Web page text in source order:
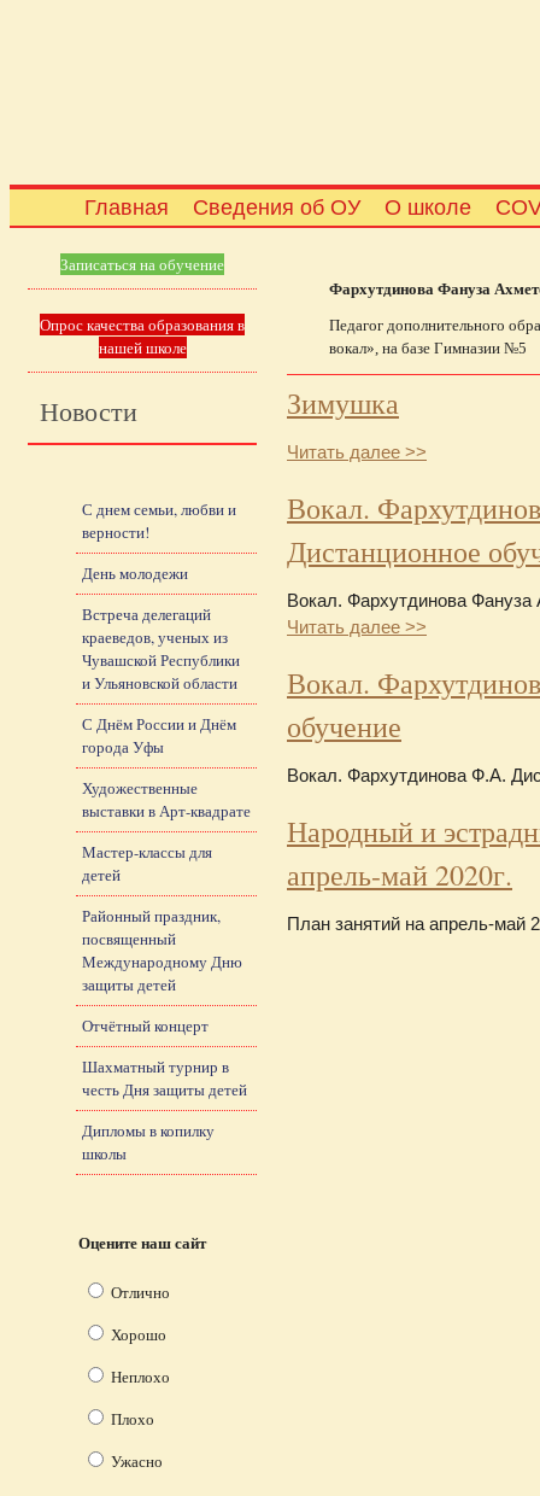
Главная Сведения об ОУ О школе
Фархутдинова Фануза
Педагог дополнительного
вокал», на базе Гимназии №5
Зимушка
Читать далее >>
Вокал.
Дистанционное
Вокал. Фархутдинова Фануза
Читать далее >>
Вокал.
обучение
Вокал. Фархутдинова Ф.А.
Народный и
апрель-май 2020г.
План занятий на апрель-май
Записаться на обучение
Опрос качества образования в
нашей школе
Новости
С днем семьи, любви и
верности!
День молодежи
Встреча делегаций
краеведов, ученых из
Чувашской Республики
и Ульяновской области
С Днём России и Днём
города Уфы
Художественные
выставки в Арт-квадрате
Мастер-классы для
детей
Районный праздник,
посвященный
Международному Дню
защиты детей
Отчётный концерт
Шахматный турнир в
честь Дня защиты детей
Дипломы в копилку
школы
Оцените наш сайт
Отлично
Хорошо
Неплохо
Плохо
Ужасно